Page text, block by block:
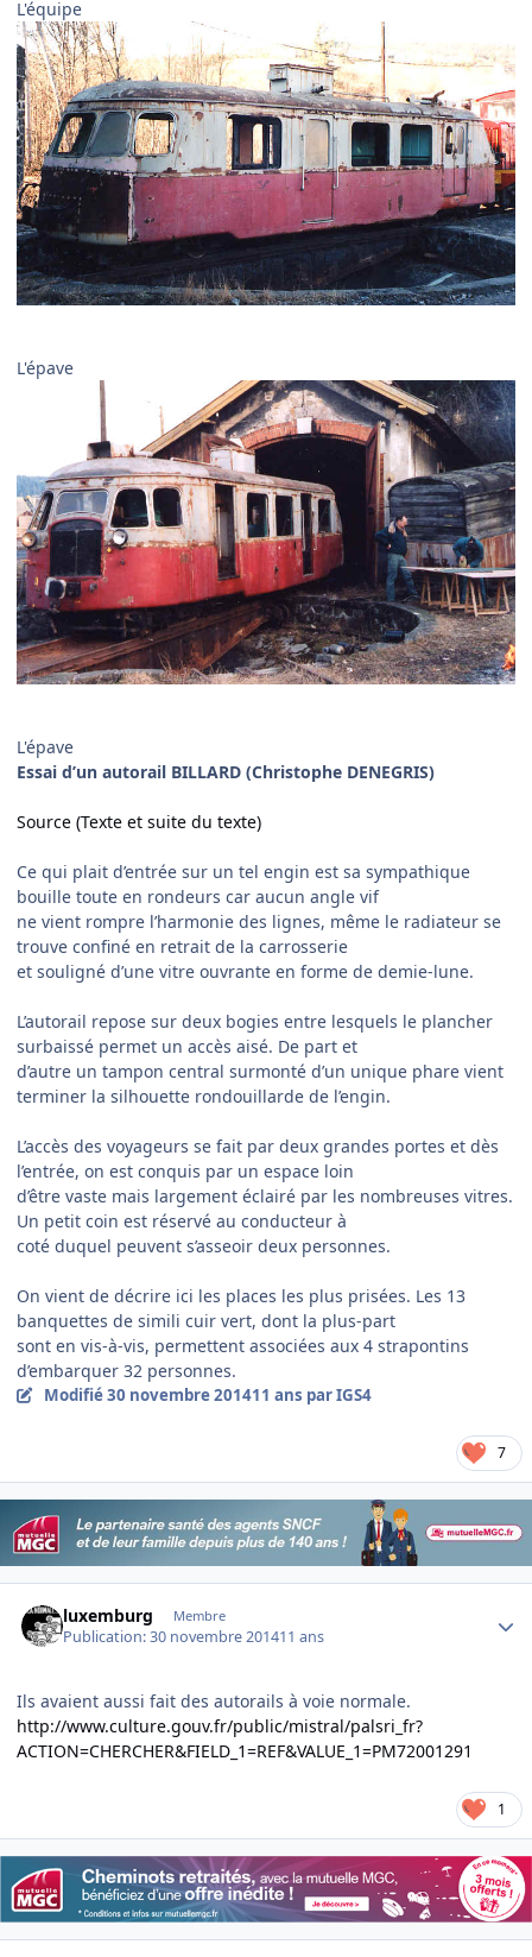
L'équipe
L'épave
L'épave
Essai d’un autorail BILLARD (Christophe DENEGRIS)
Source (Texte et suite du texte)
Ce qui plait d’entrée sur un tel engin est sa sympathique
bouille toute en rondeurs car aucun angle vif
ne vient rompre l’harmonie des lignes, même le radiateur se
trouve confiné en retrait de la carrosserie
et souligné d’une vitre ouvrante en forme de demie-lune.
L’autorail repose sur deux bogies entre lesquels le plancher
surbaissé permet un accès aisé. De part et
d’autre un tampon central surmonté d’un unique phare vient
terminer la silhouette rondouillarde de l’engin.
L’accès des voyageurs se fait par deux grandes portes et dès
l’entrée, on est conquis par un espace loin
d’être vaste mais largement éclairé par les nombreuses vitres.
Un petit coin est réservé au conducteur à
coté duquel peuvent s’asseoir deux personnes.
On vient de décrire ici les places les plus prisées. Les 13
banquettes de simili cuir vert, dont la plus-part
sont en vis-à-vis, permettent associées aux 4 strapontins
d’embarquer 32 personnes.
Modifié30 novembre 201411 ans par IGS4
7
luxemburg Membre
Publication:30 novembre 201411 ans
Ils avaient aussi fait des autorails à voie normale.
http://www.culture.gouv.fr/public/mistral/palsri_fr?
ACTION=CHERCHER&FIELD_1=REF&VALUE_1=PM72001291
1